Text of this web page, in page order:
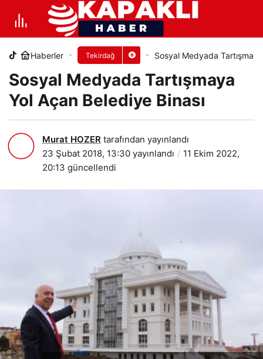
Haberler Tekirdağ Sosyal Medyada
Sosyal Medyada Tartışmaya
Yol Açan Belediye Binası
Murat HOZER tarafından yayınlandı
23 Şubat 2018, 13:30 yayınlandı
11 Ekim 2022,
20:13 güncellendi
Sosyal Medyada Tartışmaya Yol
Açan Belediye Binası
0